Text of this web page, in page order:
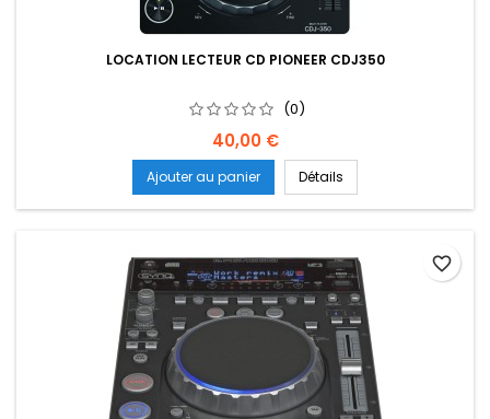
LOCATION LECTEUR CD PIONEER CDJ350
(0)
Prix
40,00 €
Ajouter au panier Détails
favorite_border